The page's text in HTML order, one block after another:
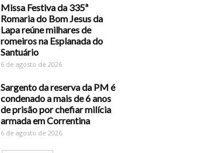
Missa Festiva da 335ª
Romaria do Bom Jesus da
Lapa reúne milhares de
romeiros na Esplanada do
Santuário
6 de agosto de 2026
Sargento da reserva da PM é
condenado a mais de 6 anos
de prisão por chefiar milícia
armada em Correntina
6 de agosto de 2026